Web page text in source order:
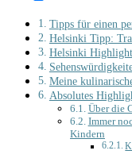
Tipps für einen
Helsinki Tipp:
Helsinki
Meine
Absolutes
Über die
Immer
Kindern